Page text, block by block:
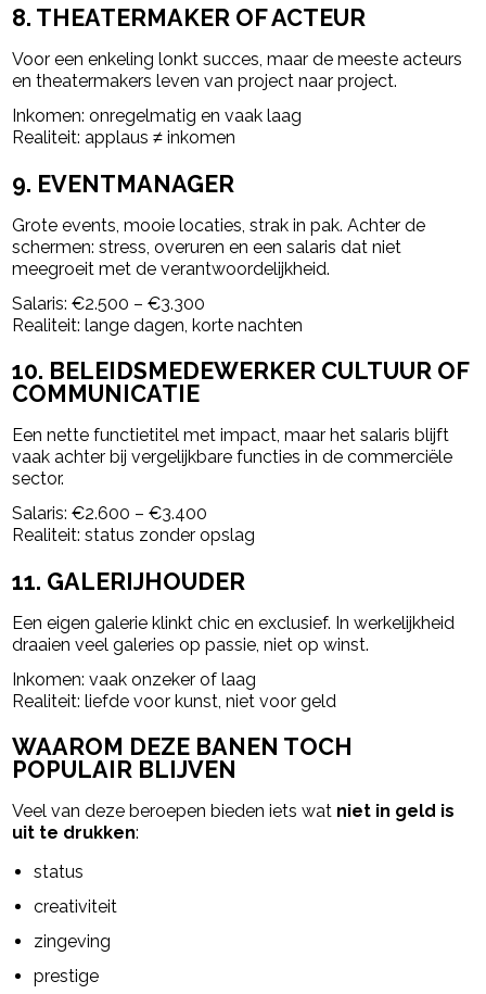
8. THEATERMAKER OF ACTEUR
Voor een enkeling lonkt succes, maar de meeste acteurs
en theatermakers leven van project naar project.
Inkomen: onregelmatig en vaak laag
Realiteit: applaus ≠ inkomen
9. EVENTMANAGER
Grote events, mooie locaties, strak in pak. Achter de
schermen: stress, overuren en een salaris dat niet
meegroeit met de verantwoordelijkheid.
Salaris: €2.500 – €3.300
Realiteit: lange dagen, korte nachten
10. BELEIDSMEDEWERKER CULTUUR OF
COMMUNICATIE
Een nette functietitel met impact, maar het salaris blijft
vaak achter bij vergelijkbare functies in de commerciële
sector.
Salaris: €2.600 – €3.400
Realiteit: status zonder opslag
11. GALERIJHOUDER
Een eigen galerie klinkt chic en exclusief. In werkelijkheid
draaien veel galeries op passie, niet op winst.
Inkomen: vaak onzeker of laag
Realiteit: liefde voor kunst, niet voor geld
WAAROM DEZE BANEN TOCH
POPULAIR BLIJVEN
Veel van deze beroepen bieden iets wat niet in geld is
uit te drukken:
status
creativiteit
zingeving
prestige